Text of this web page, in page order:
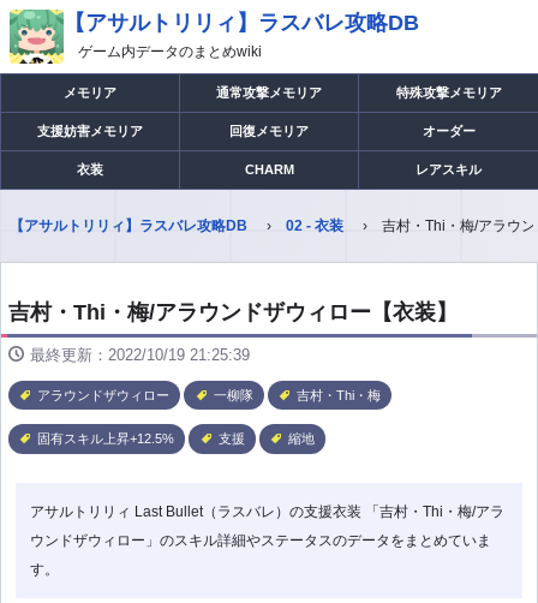
【アサルトリリィ】ラスバレ攻略DB
ゲーム内データのまとめwiki
メモリア 通常攻撃メモリア 特殊攻撃メモリア
支援妨害メモリア 回復メモリア オーダー
衣装 CHARM レアスキル
【アサルトリリィ】ラスバレ攻略DB 02 - 衣装 吉村・Thi・梅/アラウ
吉村・Thi・梅/アラウンドザウィロー【衣装】
最終更新：2022/10/19 21:25:39
アラウンドザウィロー 一柳隊 吉村・Thi・梅
固有スキル上昇+12.5% 支援 縮地
アサルトリリィ Last Bullet（ラスバレ）の支援衣装 「吉村・Thi・梅/アラ
ウンドザウィロー」のスキル詳細やステータスのデータをまとめていま
す。